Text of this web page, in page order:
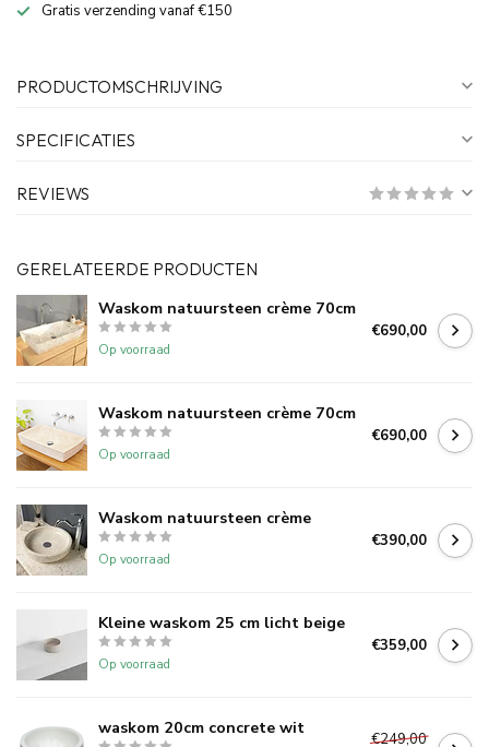
Gratis verzending vanaf €150
PRODUCTOMSCHRIJVING
SPECIFICATIES
REVIEWS
GERELATEERDE PRODUCTEN
Waskom natuursteen crème 70cm
Op voorraad
€690,00
Waskom natuursteen crème 70cm
Op voorraad
€690,00
Waskom natuursteen crème
Op voorraad
€390,00
Kleine waskom 25 cm licht beige
Op voorraad
€359,00
waskom 20cm concrete wit
€249,00